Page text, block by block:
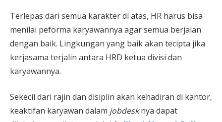
Terlepas dari semua karakter di atas, HR harus bisa
menilai peforma karyawannya agar semua berjalan
dengan baik. Lingkungan yang baik akan tecipta jika
kerjasama terjalin antara HRD ketua divisi dan
karyawannya.
Sekecil dari rajin dan disiplin akan kehadiran di kantor,
keaktifan karyawan dalam jobdesknya dapat